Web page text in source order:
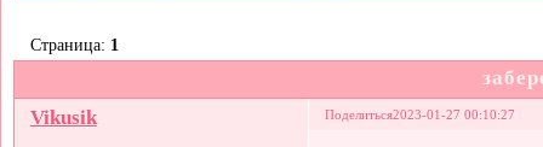
Страница: 1
Поделиться2023-01-27 00:10:27
Vikusik